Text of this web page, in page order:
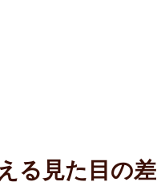
る見た目の差